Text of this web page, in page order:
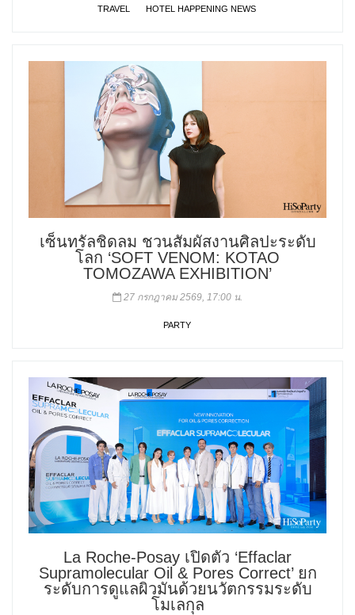
TRAVEL HOTEL HAPPENING NEWS
เซ็นทรัลชิดลม ชวนสัมผัสงานศิลปะระดับ
โลก ‘SOFT VENOM: KOTAO
TOMOZAWA EXHIBITION’
27 กรกฎาคม 2569, 17:00 น.
PARTY
La Roche-Posay เปิดตัว ‘Effaclar
Supramolecular Oil & Pores Correct’ ยก
ระดับการดูแลผิวมันด้วยนวัตกรรมระดับ
โมเลกุล